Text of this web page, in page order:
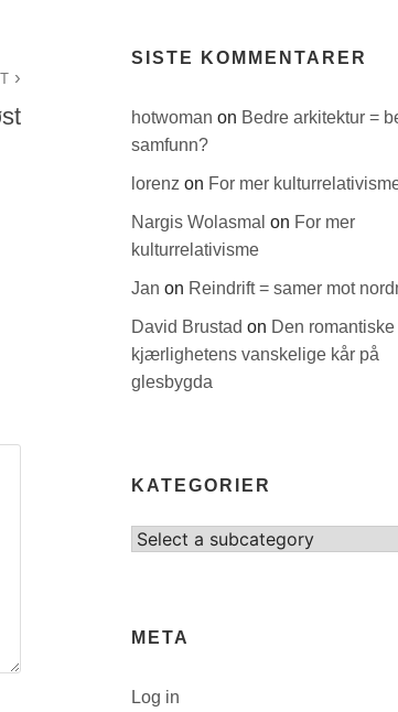
SISTE KOMMENTARER
hotwoman on Bedre arkitektur =
samfunn?
lorenz on For mer
Nargis Wolasmal on For mer
kulturrelativisme
Jan on Reindrift = samer mot
David Brustad on Den romantiske
kjærlighetens vanskelige kår på
glesbygda
KATEGORIER
Select
META
Log in